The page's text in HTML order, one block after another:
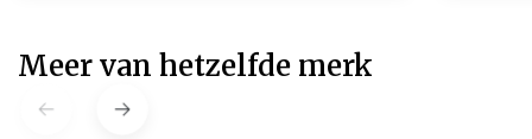
Meer van hetzelfde merk